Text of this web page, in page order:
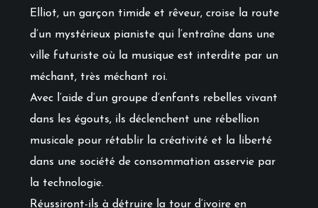
Elliot, un garçon timide et rêveur, croise la route
d’un mystérieux pianiste qui l’entraîne dans une
ville futuriste où la musique est interdite par un
méchant, très méchant roi.
Avec l’aide d’un groupe d’enfants rebelles vivant
dans les égouts, ils déclenchent une rébellion
musicale pour rétablir la créativité et la liberté
dans une société de consommation asservie par
la technologie.
Réussiront-ils à détruire la tour d’ivoire en